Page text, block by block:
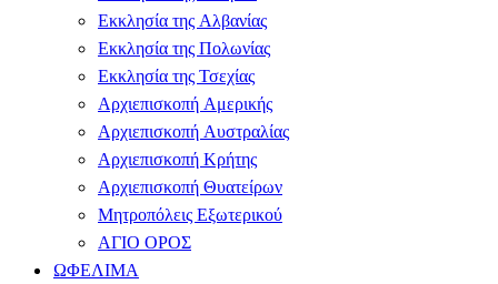
Εκκλησία της Αλβανίας
Εκκλησία της Πολωνίας
Εκκλησία της Τσεχίας
Αρχιεπισκοπή Αμερικής
Αρχιεπισκοπή Αυστραλίας
Αρχιεπισκοπή Κρήτης
Αρχιεπισκοπή Θυατείρων
Μητροπόλεις Εξωτερικού
ΑΓΙΟ ΟΡΟΣ
ΩΦΕΛΙΜΑ